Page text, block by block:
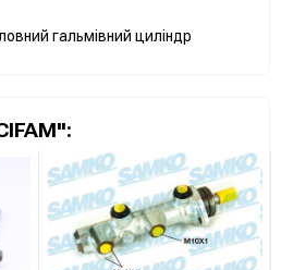
гальмівний циліндр